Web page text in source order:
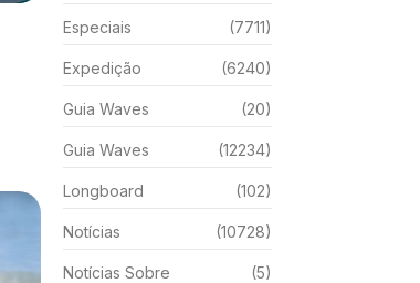
Especiais (7711)
Expedição (6240)
Guia Waves (20)
Guia Waves (12234)
Longboard (102)
Notícias (10728)
Notícias Sobre (5)